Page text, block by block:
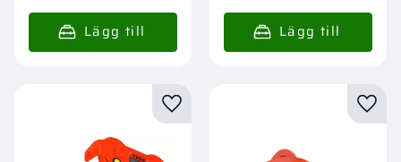
Lägg till i favoriter